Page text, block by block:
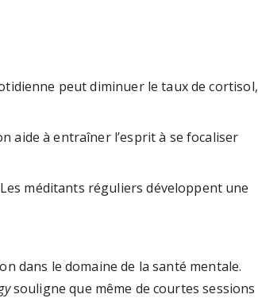
peut diminuer le taux de cortisol,
aide à entraîner l’esprit à se focaliser
méditants réguliers développent une
dans le domaine de la santé mentale.
souligne que même de courtes sessions